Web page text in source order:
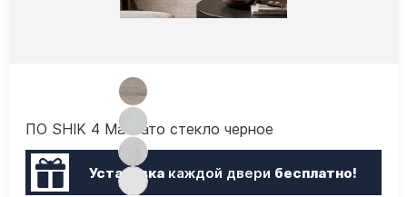
ПО SHIK 4 Макиато стекло черное
Установкакаждой двери бесплатно!